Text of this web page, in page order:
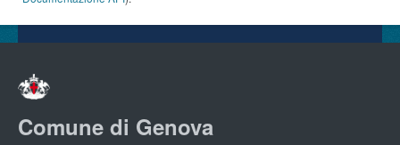
Comune di Genova